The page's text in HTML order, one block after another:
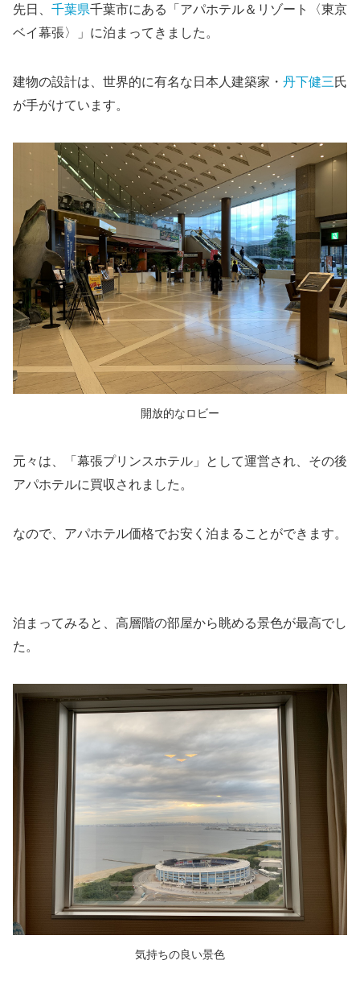
先日、 千葉県千葉市にある「アパホテル＆リゾート〈東京
ベイ幕張〉」に泊まってきました。
建物の設計は、世界的に有名な日本人建築家・ 丹下健三氏
が手がけています。
開放的なロビー
元々は、「幕張プリンスホテル」として運営され、その後
アパホテルに買収されました。
なので、アパホテル価格でお安く泊まることができます。
泊まってみると、高層階の部屋から眺める景色が最高でし
た。
気持ちの良い景色